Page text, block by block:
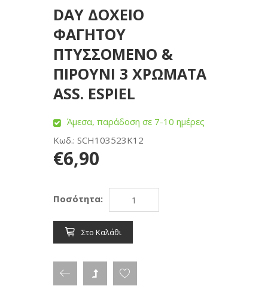
DAY ΔΟΧΕΙΟ
ΦΑΓΗΤΟΥ
ΠΤΥΣΣΟΜΕΝΟ &
ΠΙΡΟΥΝΙ 3 ΧΡΩΜΑΤΑ
ASS. ESPIEL
Άμεσα, παράδοση σε 7-10 ημέρες
Κωδ.: SCH103523K12
€6,90
Ποσότητα:
Στο Καλάθι